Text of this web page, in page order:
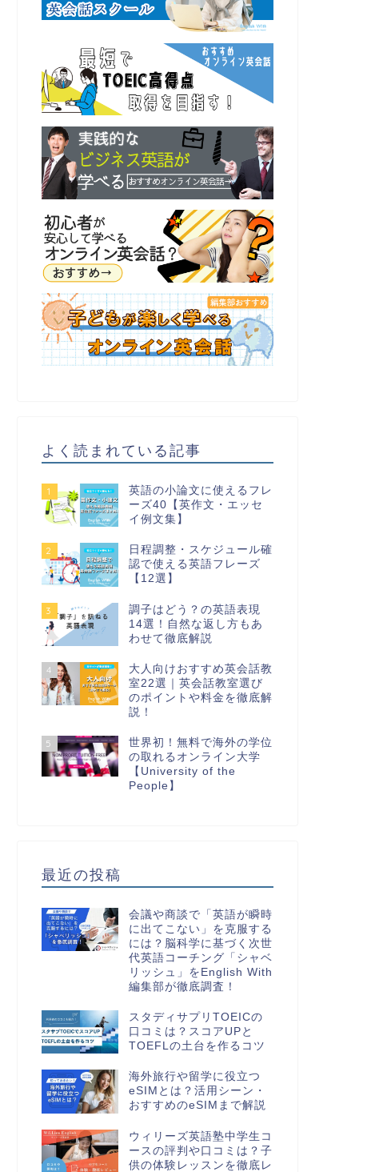
よく読まれている記事
1
英語の小論文に使えるフレ
ーズ40【英作文・エッセ
イ例文集】
2
日程調整・スケジュール確
認で使える英語フレーズ
【12選】
3
調子はどう？の英語表現
14選！自然な返し方もあ
わせて徹底解説
4
大人向けおすすめ英会話教
室22選｜英会話教室選び
のポイントや料金を徹底解
説！
5
世界初！無料で海外の学位
の取れるオンライン大学
【University of the
People】
最近の投稿
会議や商談で「英語が瞬時
に出てこない」を克服する
には？脳科学に基づく次世
代英語コーチング「シャベ
リッシュ」をEnglish With
編集部が徹底調査！
スタディサプリTOEICの
口コミは？スコアUPと
TOEFLの土台を作るコツ
海外旅行や留学に役立つ
eSIMとは？活用シーン・
おすすめのeSIMまで解説
ウィリーズ英語塾中学生コ
ースの評判や口コミは？子
供の体験レッスンを徹底レ